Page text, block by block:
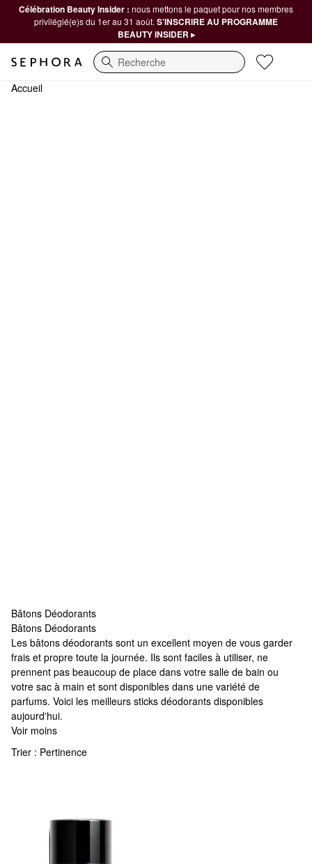
Célébration Beauty Insider : nous mettons le paquet pour nos membres
privilégié(e)s du 1er au 31 août. S’INSCRIRE AU PROGRAMME
BEAUTY INSIDER ▸
Recherche
Accueil
Bâtons Déodorants
Bâtons Déodorants
Bâtons Déodorants
Les bâtons déodorants sont un excellent moyen de vous garder
frais et propre toute la journée. Ils sont faciles à utiliser, ne
prennent pas beaucoup de place dans votre salle de bain ou
votre sac à main et sont disponibles dans une variété de
parfums. Voici les meilleurs sticks déodorants disponibles
aujourd'hui.
Voir moins
Trier : Pertinence